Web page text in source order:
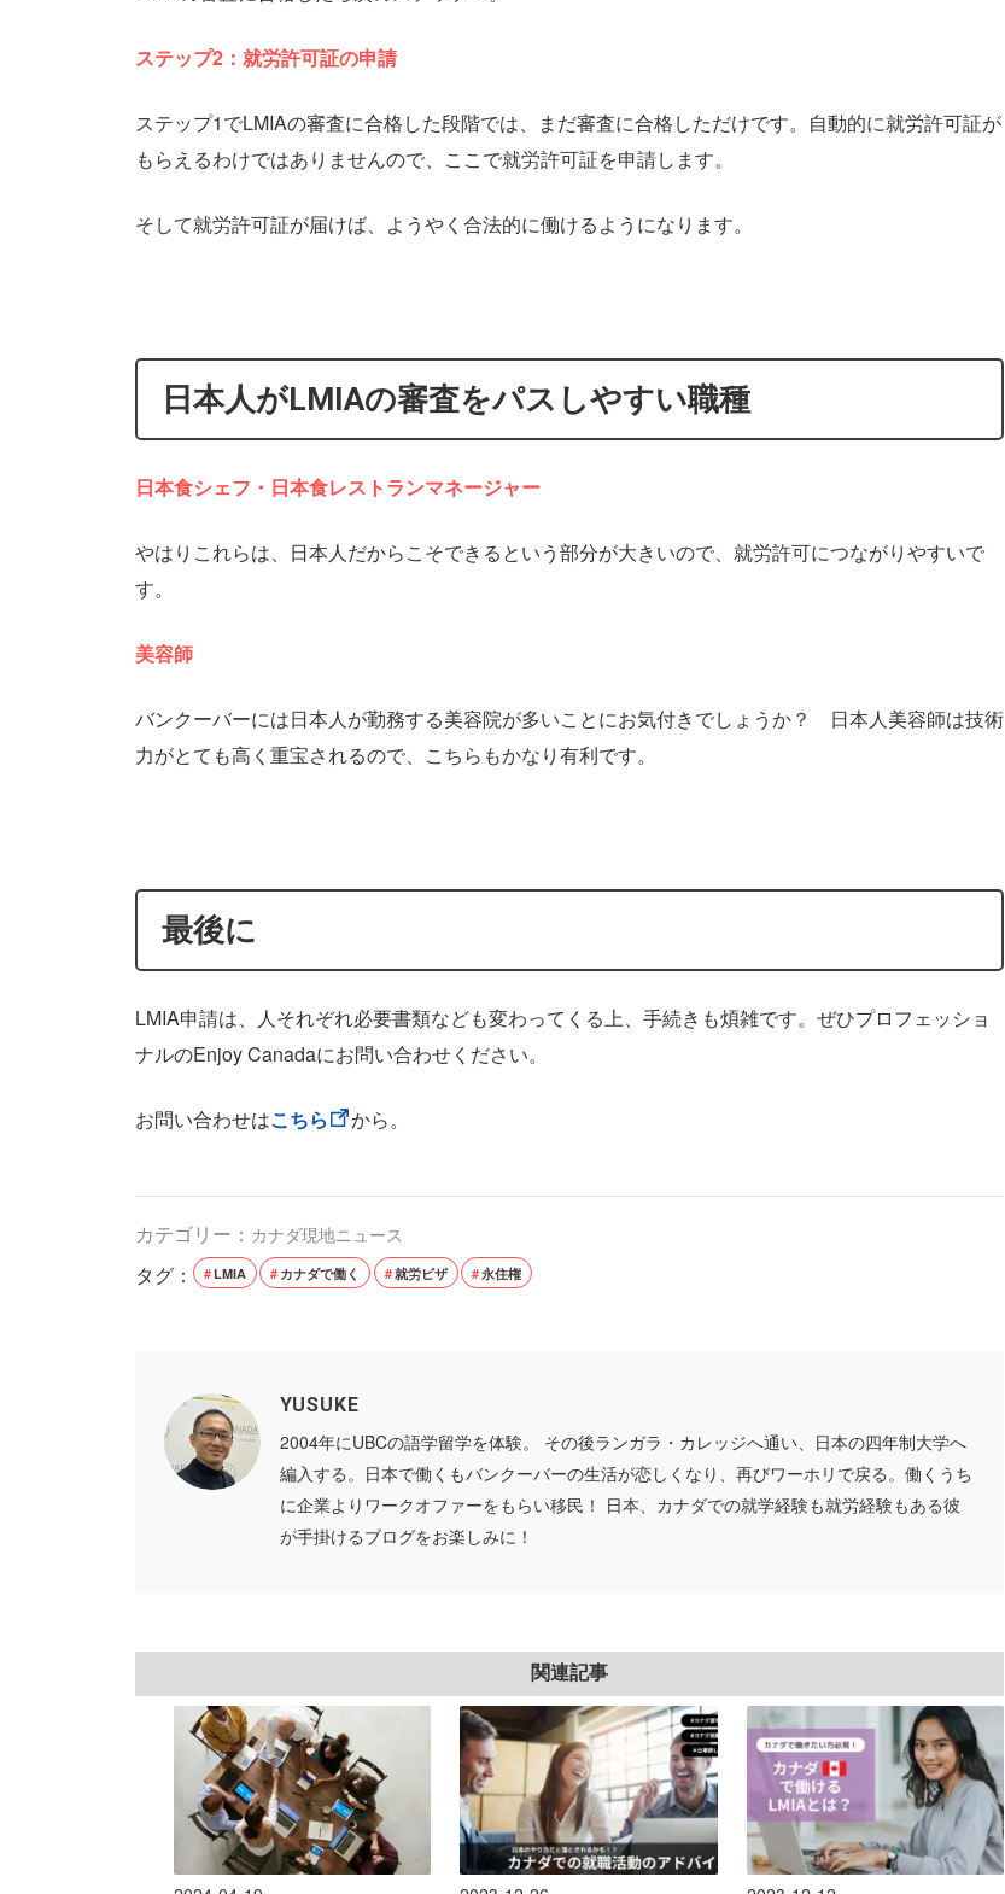
ステップ2：就労許可証の申請
ステップ1でLMIAの審査に合格した段階では、まだ審査に合格しただけです。自動的に就労許可証が
もらえるわけではありませんので、ここで就労許可証を申請します。
そして就労許可証が届けば、ようやく合法的に働けるようになります。
日本人がLMIAの審査をパスしやすい職種
日本食シェフ・日本食レストランマネージャー
やはりこれらは、日本人だからこそできるという部分が大きいので、就労許可につながりやすいで
す。
美容師
バンクーバーには日本人が勤務する美容院が多いことにお気付きでしょうか？ 日本人美容師は技術
力がとても高く重宝されるので、こちらもかなり有利です。
最後に
LMIA申請は、人それぞれ必要書類なども変わってくる上、手続きも煩雑です。ぜひプロフェッショ
ナルのEnjoy Canadaにお問い合わせください。
お問い合わせはこちら から。
カテゴリー： カナダ現地ニュース
タグ： LMIA カナダで働く 就労ビザ 永住権
YUSUKE
2004年にUBCの語学留学を体験。 その後ランガラ・カレッジへ通い、日本の四年制大学へ
編入する。日本で働くもバンクーバーの生活が恋しくなり、再びワーホリで戻る。働くうち
に企業よりワークオファーをもらい移民！ 日本、カナダでの就学経験も就労経験もある彼
が手掛けるブログをお楽しみに！
関連記事